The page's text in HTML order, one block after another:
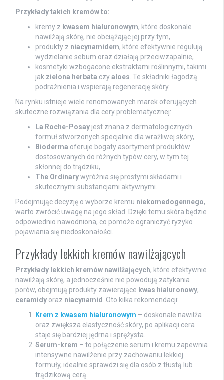
Przykłady takich kremów to:
kremy z kwasem hialuronowym, które doskonale
nawilżają skórę, nie obciążając jej przy tym,
produkty z niacynamidem, które efektywnie regulują
wydzielanie sebum oraz działają przeciwzapalnie,
kosmetyki wzbogacone ekstraktami roślinnymi, takimi
jak zielona herbata czyaloes . Te składniki łagodzą
podrażnienia i wspierają regenerację skóry.
Na rynku istnieje wiele renomowanych marek oferujących
skuteczne rozwiązania dla cery problematycznej:
La Roche-Posay jest znana z dermatologicznych
formuł stworzonych specjalnie dla wrażliwej skóry,
Bioderma oferuje bogaty asortyment produktów
dostosowanych do różnych typów cery, w tym tej
skłonnej do trądziku,
The Ordinarywyróżnia się prostymi składami i
skutecznymi substancjami aktywnymi.
Podejmując decyzję o wyborze kremu niekomedogennego,
warto zwrócić uwagę na jego skład. Dzięki temu skóra będzie
odpowiednio nawodniona, co pomoże ograniczyć ryzyko
pojawiania się niedoskonałości.
Przykłady lekkich kremów nawilżających
Przykłady lekkich kremów nawilżających, które efektywnie
nawilżają skórę, a jednocześnie nie powodują zatykania
porów, obejmują produkty zawierające kwas hialuronowy,
ceramidy oraz niacynamid . Oto kilka rekomendacji:
Krem z kwasem hialuronowym – doskonale nawilża
oraz zwiększa elastyczność skóry, po aplikacji cera
staje się bardziej jędrna i sprężysta.
Serum-krem – to połączenie serum i kremu zapewnia
intensywne nawilżenie przy zachowaniu lekkiej
formuły, idealnie sprawdzi się dla osób z tłustą lub
trądzikową cerą.